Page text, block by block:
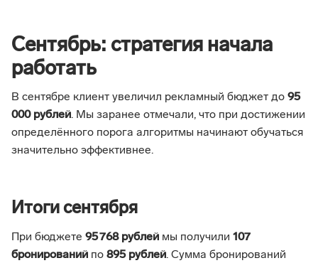
Сентябрь: стратегия начала
работать
В сентябре клиент увеличил рекламный бюджет до 95
000 рублей. Мы заранее отмечали, что при достижении
определённого порога алгоритмы начинают обучаться
значительно эффективнее.
Итоги сентября
При бюджете 95 768 рублей мы получили 107
бронирований по 895 рублей. Сумма бронирований